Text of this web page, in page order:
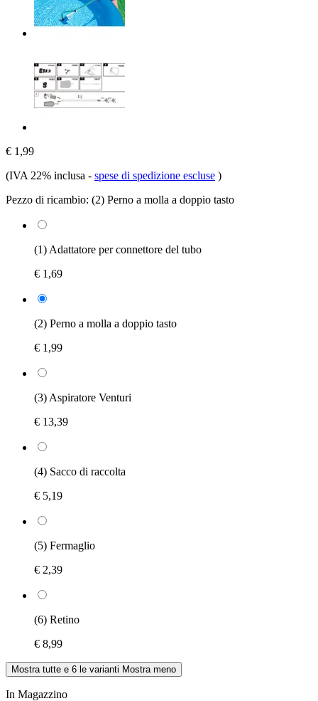
€ 1,99
(IVA 22% inclusa - spese di spedizione escluse )
Pezzo di ricambio: (2) Perno a molla a doppio tasto
(1) Adattatore per connettore del tubo
€ 1,69
(2) Perno a molla a doppio tasto
€ 1,99
(3) Aspiratore Venturi
€ 13,39
(4) Sacco di raccolta
€ 5,19
(5) Fermaglio
€ 2,39
(6) Retino
€ 8,99
Mostra tutte e 6 le varianti Mostra meno
In Magazzino